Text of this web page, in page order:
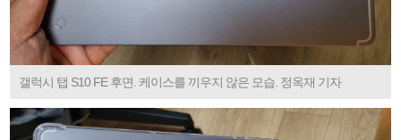
갤럭시 탭 S10 FE 후면. 케이스를 끼우지 않은 모습. 정옥재 기자